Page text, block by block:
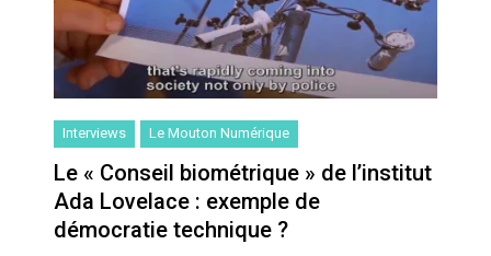
Interviews Le Mouton Numérique
Le « Conseil biométrique » de l’institut
Ada Lovelace : exemple de
démocratie technique ?